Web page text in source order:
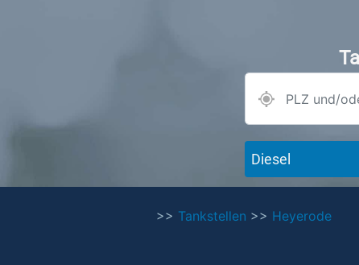
Diesel
>> Tankstellen >> Heyerode